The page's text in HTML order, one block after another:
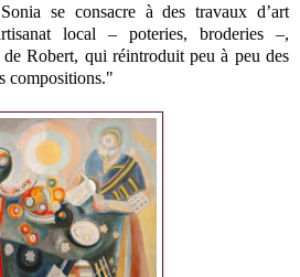
se consacre à des travaux d’art
local – poteries, broderies –,
de Robert, qui réintroduit peu à peu des
compositions."